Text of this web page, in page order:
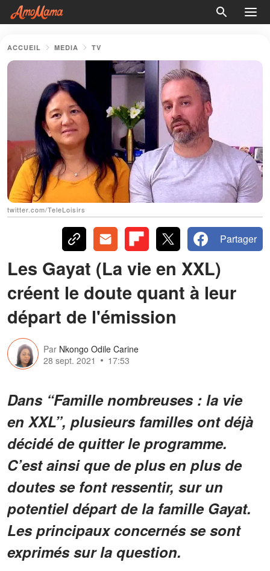
ACCUEIL MEDIA TV
twitter.com/TeleLoisirs
Partager
Les Gayat (La vie en XXL)
créent le doute quant à leur
départ de l'émission
Par Nkongo Odile Carine
28 sept. 2021
17:53
Dans “Famille nombreuses : la vie
en XXL”, plusieurs familles ont déjà
décidé de quitter le programme.
C’est ainsi que de plus en plus de
doutes se font ressentir, sur un
potentiel départ de la famille Gayat.
Les principaux concernés se sont
exprimés sur la question.